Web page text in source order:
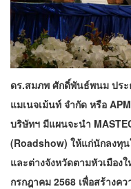
ดร.สมภพ ศักดิ์พันธ์พนม ปร
แมเนจเม้นท์ จำกัด หรือ
บริษัทฯ มีแผนจะนำ
(Roadshow) ให้แก่นักลงทุน
และต่างจังหวัดตามหัวเมือง
กรกฎาคม 2568 เพื่อสร้างค